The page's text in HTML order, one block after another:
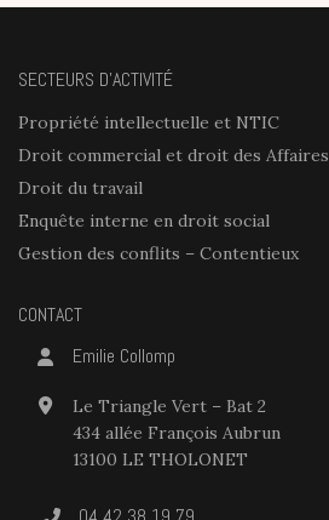
SECTEURS D’ACTIVITÉ
Propriété intellectuelle et NTIC
Droit commercial et droit des Affaires
Droit du travail
Enquête interne en droit social
Gestion des conflits – Contentieux
CONTACT
Emilie Collomp
Le Triangle Vert – Bat 2
434 allée François Aubrun
13100 LE THOLONET